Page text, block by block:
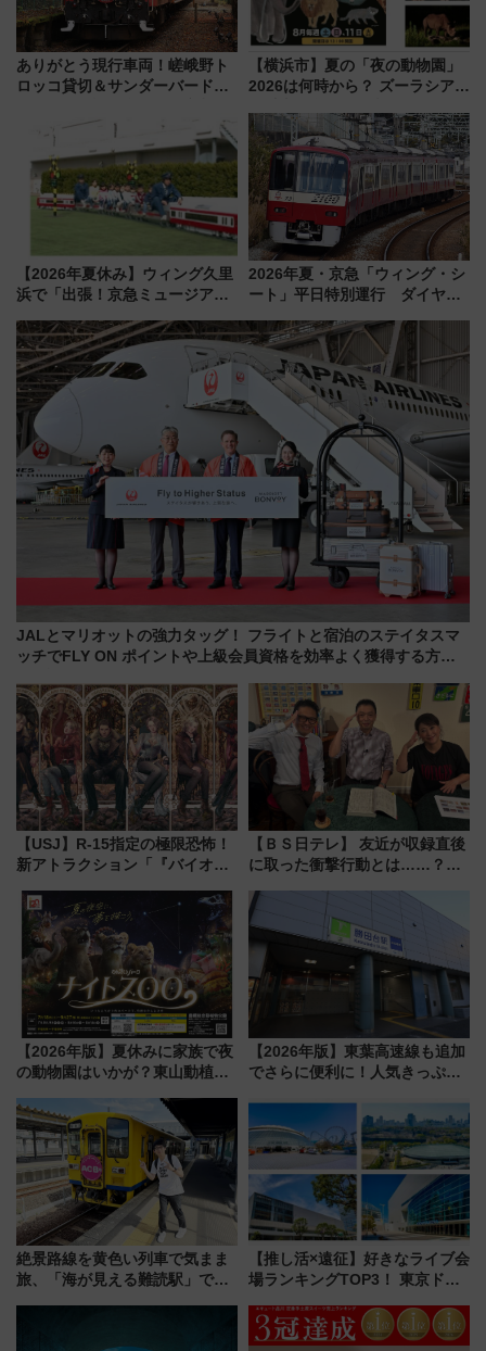
ありがとう現行車両！嵯峨野ト
ロッコ貸切＆サンダーバードレ
斉藤雪乃＆福原トシヒロと行
く！9月13日「京都の鉄道満喫
ツアー」開催
【横浜市】夏の「夜の動物園」
2026は何時から？ ズーラシア・
見どころ、限定イベントを徹底
解説！
【2026年夏休み】ウィング久里
浜で「出張！京急ミュージア
ラリーや子ども制服撮影も
2026年夏・京急「ウィング・シ
ート」平日特別運行 ダイヤ・
三浦海岸を堪能できるお出かけ
プランもご紹介
JALとマリオットの強力タッグ！ フライトと宿泊のステイタスマ
ッチでFLY ON ポイントや上級会員資格を効率よく獲得する方法
【USJ】R-15指定の極限恐怖！
新アトラクション「『バイオハ
ブ」今秋登場 ―予測不能の恐
怖に泣き叫べ―
【ＢＳ日テレ】 友近が収録直後
に取った衝撃行動とは……？
で極上の夏祭り鉄道旅を放送
【2026年版】夏休みに家族で夜
の動物園はいかが？東山動植物
ZOO」開催情報
【2026年版】東葉高速線も追加
でさらに便利に！人気きっぷ
今年も発売 秋・早春に千葉県を
巡るなら使い勝手・コスパ抜群
絶景路線を黄色い列車で気まま
旅、「海が見える難読駅」で幸
【推し活×遠征】好きなライブ会
場ランキングTOP3！ 東京ドー
由と交通アクセス術、ライブ会
場に何を求める？